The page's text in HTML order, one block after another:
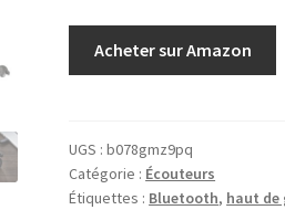
Acheter sur Amazon
UGS :b078gmz9pq
Catégorie : Écouteurs
Étiquettes : Bluetooth, haut de